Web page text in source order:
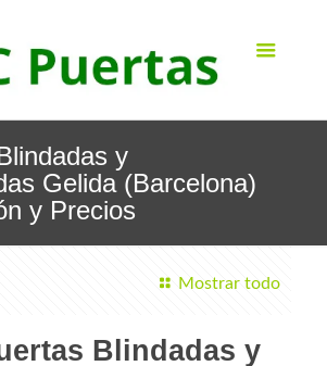
y
Gelida (Barcelona)
y Precios
Mostrar todo
Blindadas y